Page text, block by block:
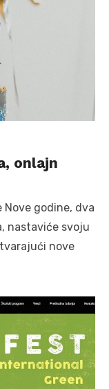
onlajn
Nove godine, dva
nastaviće svoju
nove